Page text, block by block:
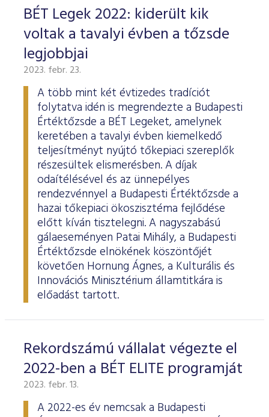
BÉT Legek 2022: kiderült kik
voltak a tavalyi évben a tőzsde
legjobbjai
2023. febr. 23.
A több mint két évtizedes tradíciót
folytatva idén is megrendezte a Budapesti
Értéktőzsde a BÉT Legeket, amelynek
keretében a tavalyi évben kiemelkedő
teljesítményt nyújtó tőkepiaci szereplők
részesültek elismerésben. A díjak
odaítélésével és az ünnepélyes
rendezvénnyel a Budapesti Értéktőzsde a
hazai tőkepiaci ökoszisztéma fejlődése
előtt kíván tisztelegni. A nagyszabású
gálaeseményen Patai Mihály, a Budapesti
Értéktőzsde elnökének köszöntőjét
követően Hornung Ágnes, a Kulturális és
Innovációs Minisztérium államtitkára is
előadást tartott.
Rekordszámú vállalat végezte el
2022-ben a BÉT ELITE programját
2023. febr. 13.
A 2022-es év nemcsak a Budapesti